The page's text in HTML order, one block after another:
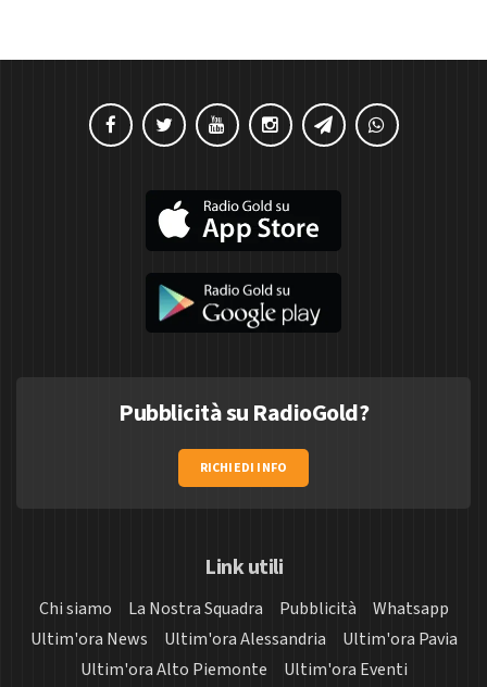
Pubblicità su RadioGold?
RICHIEDI INFO
Link utili
Chi siamo La Nostra Squadra Pubblicità
Whatsapp
Ultim'ora News
Ultim'ora Alessandria
Ultim'ora Pavia
Ultim'ora Alto Piemonte
Ultim'ora Eventi